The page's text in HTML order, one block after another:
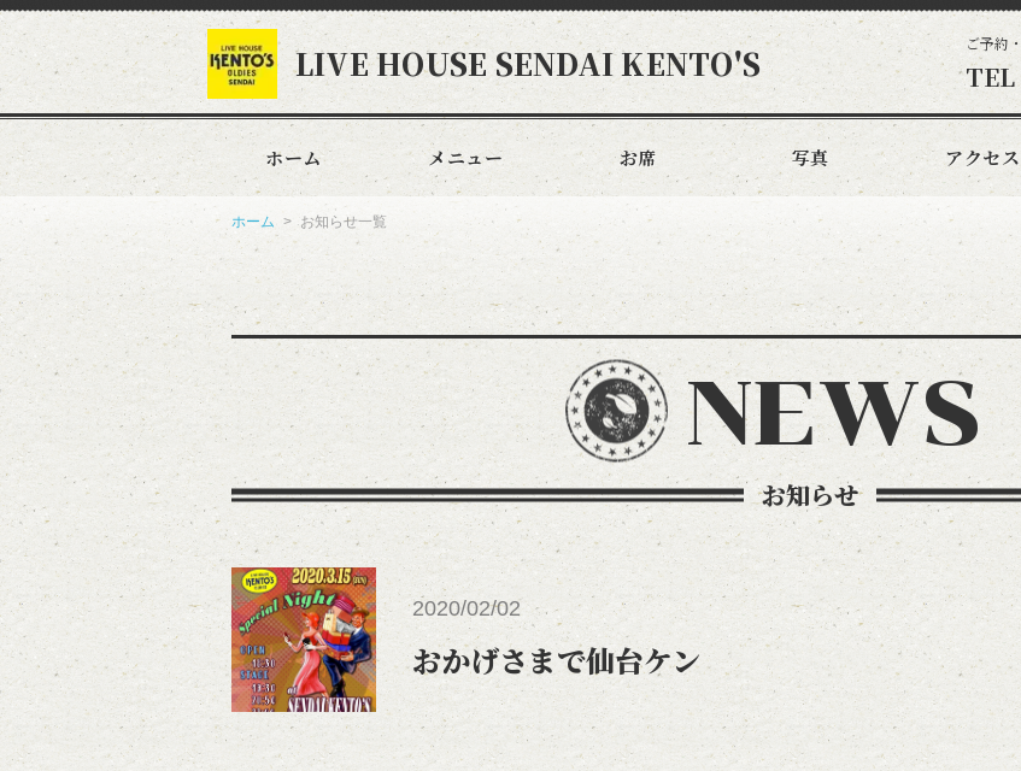
LIVE HOUSE SENDAI KENTO'S ご予約
TEL
ホーム メニュー お席 写真 アクセス
ホーム お知らせ一覧
NEWS
お知らせ
2020/02/02
おかげさまで仙台ケン